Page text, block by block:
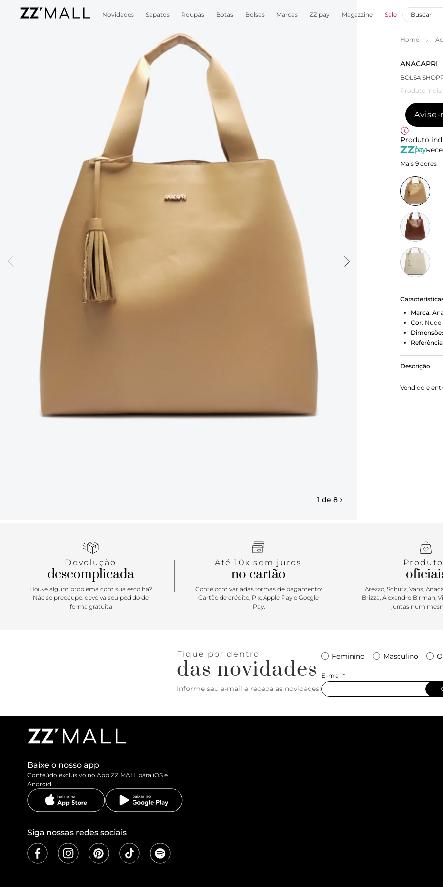
Novidades Sapatos Roupas Botas Bolsas Marcas ZZ pay Magazzine Sale
1 de 8
Home
ANACAPRI
BOLSA
Produto
Avise-
Produto
Mais 9 cores
Marca:
Cor: Nude
Referência:
Descrição
Bolsa
estruturado
do finde.
Vendido e
Devolução
descomplicada
Houve algum problema com sua escolha?
Não se preocupe: devolva seu pedido de
forma gratuita
Até 10x sem juros
no cartão
Conte com variadas formas de pagamento:
Cartão de crédito, Pix, Apple Pay e Google
Pay.
Arezzo, Schutz, Vans,
Brizza, Alexandre Birman,
juntas num
Fique por dentro
das novidades
Informe seu e-mail e receba as novidades!
Feminino Masculino
E-mail*
Baixe o nosso app
Conteúdo exclusivo no App ZZ MALL para iOS e
Android
Siga nossas redes sociais